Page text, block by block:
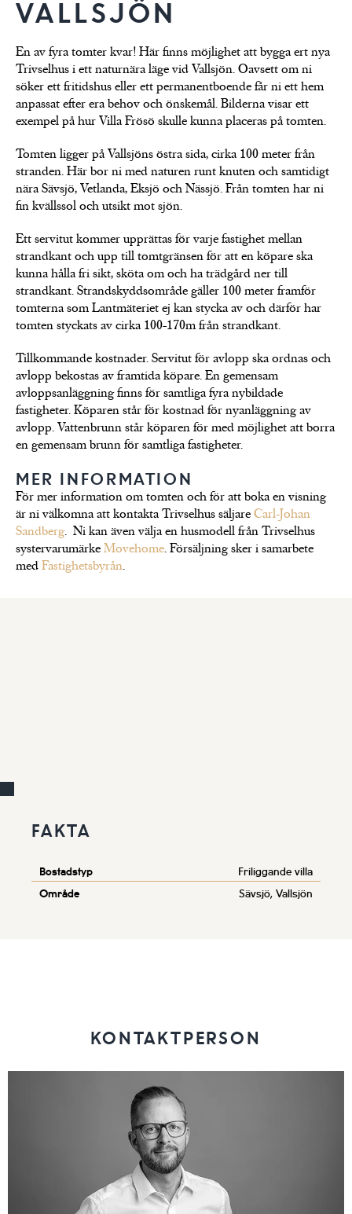
Trivselhus gedigna
hus
VALLSJÖN
En av fyra tomter kvar! Här finns möjlighet att bygga ert nya
Trivselhus i ett naturnära läge vid Vallsjön. Oavsett om ni
söker ett fritidshus eller ett permanentboende får ni ett hem
anpassat efter era behov och önskemål. Bilderna visar ett
exempel på hur Villa Frösö skulle kunna placeras på tomten.
Tomten ligger på Vallsjöns östra sida, cirka 100 meter från
stranden. Här bor ni med naturen runt knuten och samtidigt
nära Sävsjö, Vetlanda, Eksjö och Nässjö. Från tomten har ni
fin kvällssol och utsikt mot sjön.
Ett servitut kommer upprättas för varje fastighet mellan
strandkant och upp till tomtgränsen för att en köpare ska
kunna hålla fri sikt, sköta om och ha trädgård ner till
strandkant. Strandskyddsområde gäller 100 meter framför
tomterna som Lantmäteriet ej kan stycka av och därför har
tomten styckats av cirka 100-170m från strandkant.
Tillkommande kostnader. Servitut för avlopp ska ordnas och
avlopp bekostas av framtida köpare. En gemensam
avloppsanläggning finns för samtliga fyra nybildade
fastigheter. Köparen står för kostnad för nyanläggning av
avlopp. Vattenbrunn står köparen för med möjlighet att borra
en gemensam brunn för samtliga fastigheter.
MER INFORMATION
För mer information om tomten och för att boka en visning
är ni välkomna att kontakta Trivselhus säljare Carl-Johan
Sandberg. Ni kan även välja en husmodell från Trivselhus
systervarumärke Movehome. Försäljning sker i samarbete
med Fastighetsbyrån.
FAKTA
Bostadstyp
Friliggande villa
Område
Sävsjö, Vallsjön
KONTAKTPERSON